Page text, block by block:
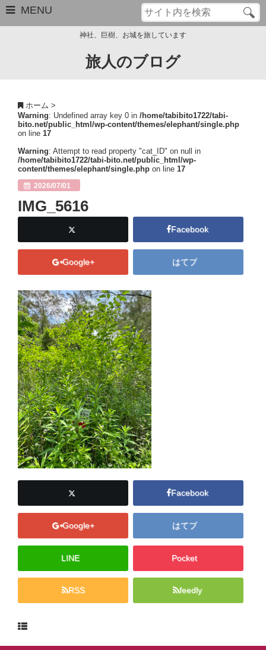
MENU
サイトマップ
Close
神社、巨樹、お城を旅しています
旅人のブログ
ホーム >
Warning: Undefined array key 0 in /home/tabibito1722/tabi-
bito.net/public_html/wp-content/themes/elephant/single.php
on line 17
Warning: Attempt to read property "cat_ID" on null in
/home/tabibito1722/tabi-bito.net/public_html/wp-
content/themes/elephant/single.php on line 17
2026/07/01
IMG_5616
Facebook
Google+ はてブ
Facebook
Google+ はてブ
LINE Pocket
RSS feedly